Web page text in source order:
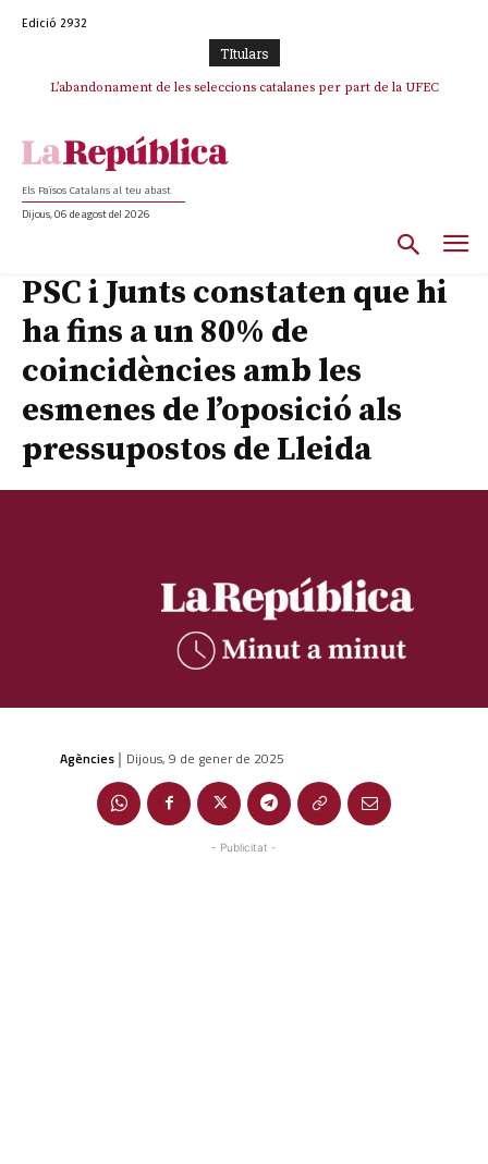
Edició 2932
TItulars
L’abandonament de les seleccions catalanes per part de la UFEC
TV3 perd el lideratge després de 23 mesos: Una deriva sense continguts i
Els Països Catalans al teu abast
Dijous, 06 de agost del 2026
PSC i Junts constaten que hi
ha fins a un 80% de
coincidències amb les
esmenes de l’oposició als
pressupostos de Lleida
Agències | Dijous, 9 de gener de 2025
- Publicitat -